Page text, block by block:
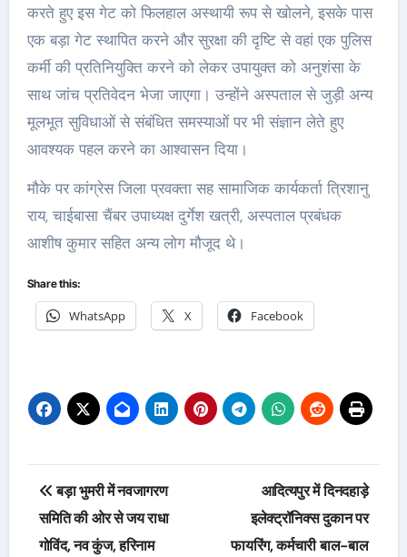
करते हुए इस गेट को फिलहाल अस्थायी रूप से खोलने, इसके पास
एक बड़ा गेट स्थापित करने और सुरक्षा की दृष्टि से वहां एक पुलिस
कर्मी की प्रतिनियुक्ति करने को लेकर उपायुक्त को अनुशंसा के
साथ जांच प्रतिवेदन भेजा जाएगा। उन्होंने अस्पताल से जुड़ी अन्य
मूलभूत सुविधाओं से संबंधित समस्याओं पर भी संज्ञान लेते हुए
आवश्यक पहल करने का आश्वासन दिया।
मौके पर कांग्रेस जिला प्रवक्ता सह सामाजिक कार्यकर्ता त्रिशानु
राय, चाईबासा चैंबर उपाध्यक्ष दुर्गेश खत्री, अस्पताल प्रबंधक
आशीष कुमार सहित अन्य लोग मौजूद थे।
Share this:
WhatsApp X Facebook
Post
navigation
बड़ा भुमरी में नवजागरण
समिति की ओर से जय राधा
गोविंद, नव कुंज, हरिनाम
आदित्यपुर में दिनदहाड़े
इलेक्ट्रॉनिक्स दुकान पर
फायरिंग, कर्मचारी बाल-बाल